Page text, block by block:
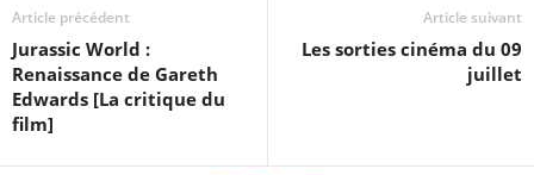
Article précédent
Jurassic World :
Renaissance de Gareth
Edwards [La critique du
film]
Article suivant
Les sorties cinéma du 09
juillet